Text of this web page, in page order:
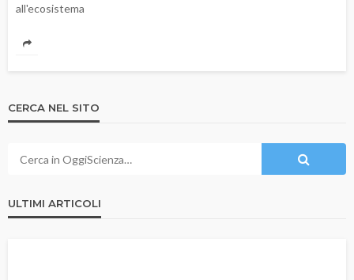
all'ecosistema
CERCA NEL SITO
ULTIMI ARTICOLI